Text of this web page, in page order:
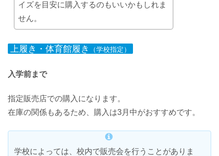
イズを目安に購入するのもいいかもしれま
せん。
上履き・体育館履き （学校指定）
入学前まで
指定販売店での購入になります。
在庫の関係もあるため、購入は3月中がおすすめです。
学校によっては、校内で販売会を行うことがありま